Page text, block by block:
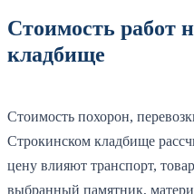
Стоимость работ
кладбище
Стоимость похорон,
Строкинском кладбище
цену влияют транспорт,
выбранный памятник,